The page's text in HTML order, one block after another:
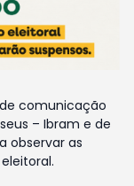
comunicação
– Ibram e de
observar as